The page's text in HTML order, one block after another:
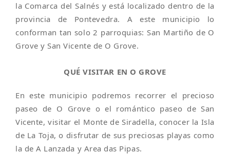
la Comarca del Salnés y está localizado dentro de la
provincia de Pontevedra. A este municipio lo
conforman tan solo 2 parroquias: San Martiño de O
Grove y San Vicente de O Grove.
QUÉ VISITAR EN O GROVE
En este municipio podremos recorrer el precioso
paseo de O Grove o el romántico paseo de San
Vicente, visitar el Monte de Siradella, conocer la Isla
de La Toja, o disfrutar de sus preciosas playas como
la de A Lanzada y Area das Pipas.